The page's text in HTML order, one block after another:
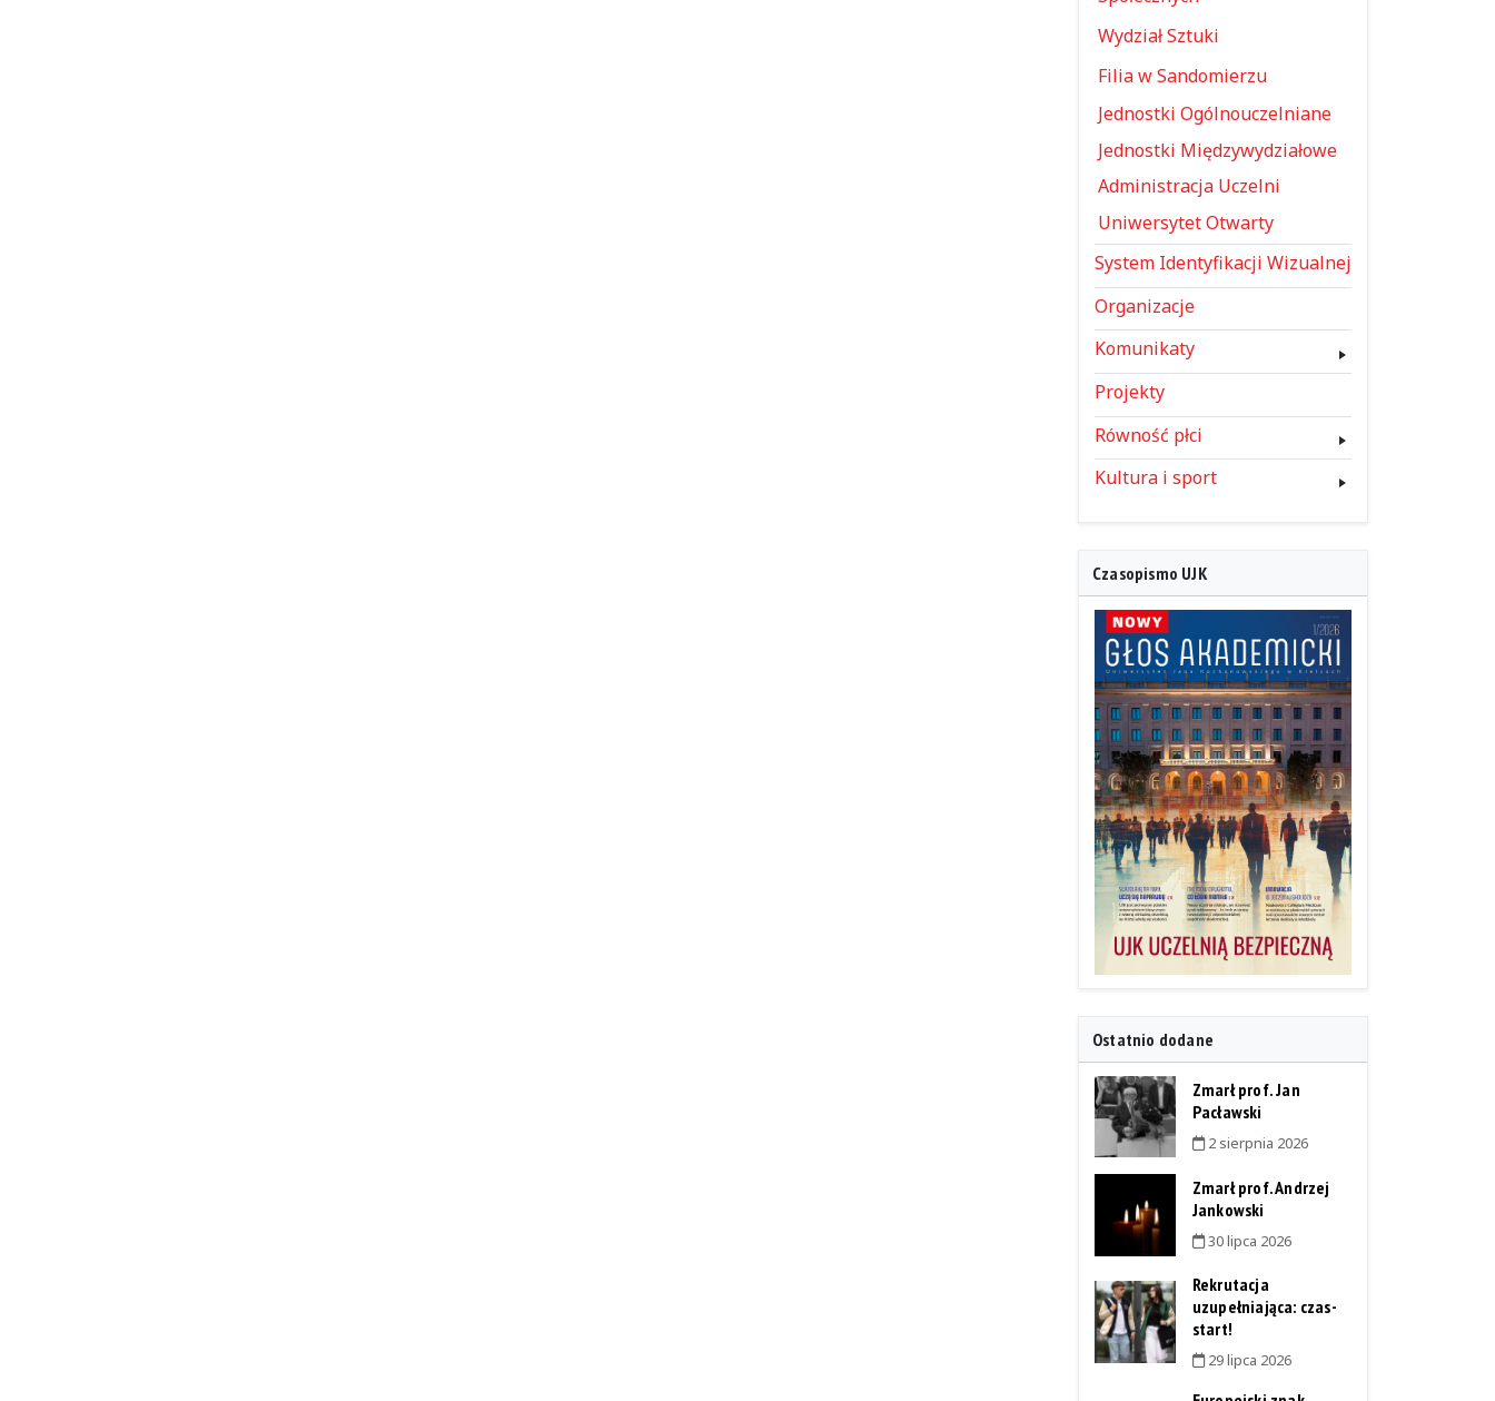
Wydział Sztuki
Filia w Sandomierzu
Jednostki Ogólnouczelniane
Jednostki Międzywydziałowe
Administracja Uczelni
Uniwersytet Otwarty
System Identyfikacji Wizualnej
Organizacje
Komunikaty
Projekty
Równość płci
Kultura i sport
Czasopismo UJK
Ostatnio dodane
Zmarł prof. Jan
Pacławski
2 sierpnia 2026
Zmarł prof. Andrzej
Jankowski
30 lipca 2026
Rekrutacja
uzupełniająca: czas-
start!
29 lipca 2026